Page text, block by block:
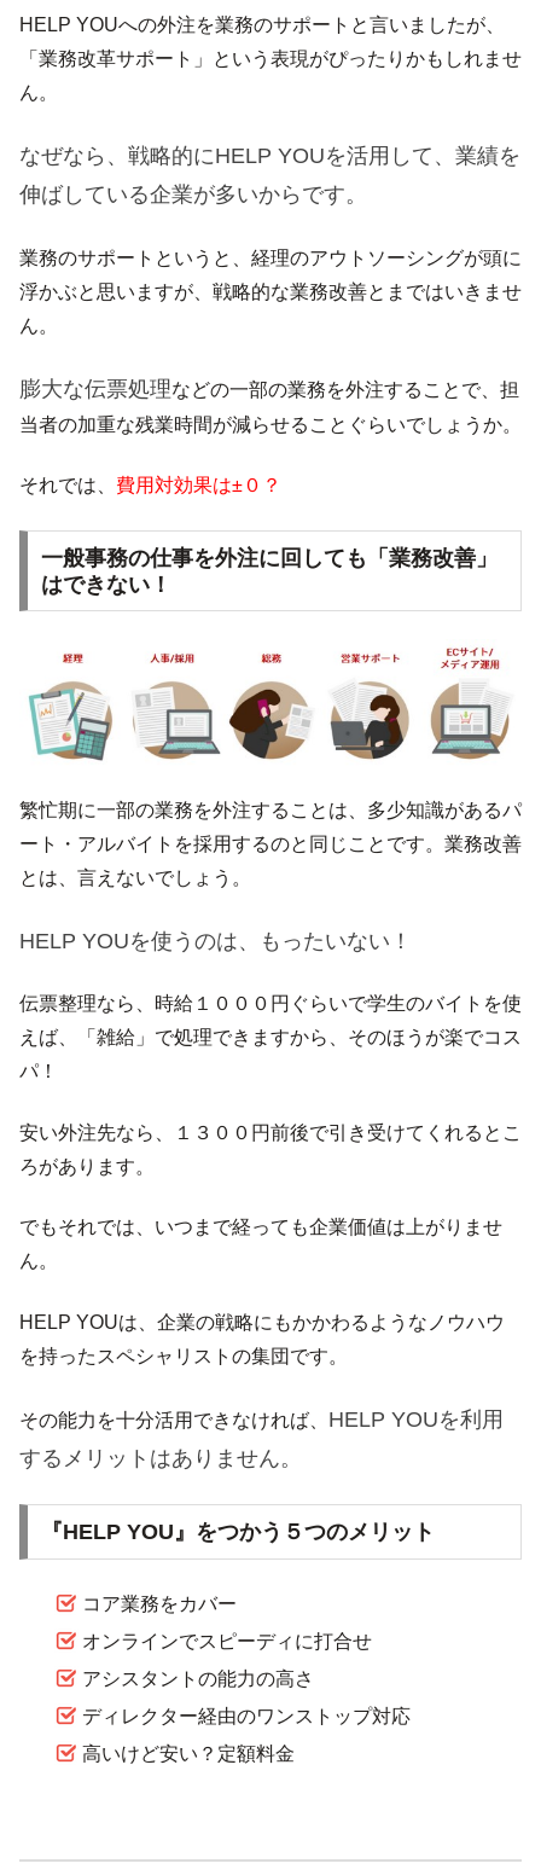
HELP YOUへの外注を業務のサポートと言いましたが、
「業務改革サポート」という表現がぴったりかもしれませ
ん。
なぜなら、戦略的にHELP YOUを活用して、業績を
伸ばしている企業が多いからです。
業務のサポートというと、経理のアウトソーシングが頭に
浮かぶと思いますが、戦略的な業務改善とまではいきませ
ん。
膨大な伝票処理などの一部の業務を外注することで、担
当者の加重な残業時間が減らせることぐらいでしょうか。
それでは、 費用対効果は±０？
一般事務の仕事を外注に回しても「業務改善」
はできない！
繁忙期に一部の業務を外注することは、多少知識があるパ
ート・アルバイトを採用するのと同じことです。業務改善
とは、言えないでしょう。
HELP YOUを使うのは、もったいない！
伝票整理なら、時給１０００円ぐらいで学生のバイトを使
えば、「雑給」で処理できますから、そのほうが楽でコス
パ！
安い外注先なら、１３００円前後で引き受けてくれるとこ
ろがあります。
でもそれでは、いつまで経っても企業価値は上がりませ
ん。
HELP YOUは、企業の戦略にもかかわるようなノウハウ
を持ったスペシャリストの集団です。
その能力を十分活用できなければ、 HELP YOUを利用
するメリットはありません。
『HELP YOU』をつかう５つのメリット
コア業務をカバー
オンラインでスピーディに打合せ
アシスタントの能力の高さ
ディレクター経由のワンストップ対応
高いけど安い？定額料金